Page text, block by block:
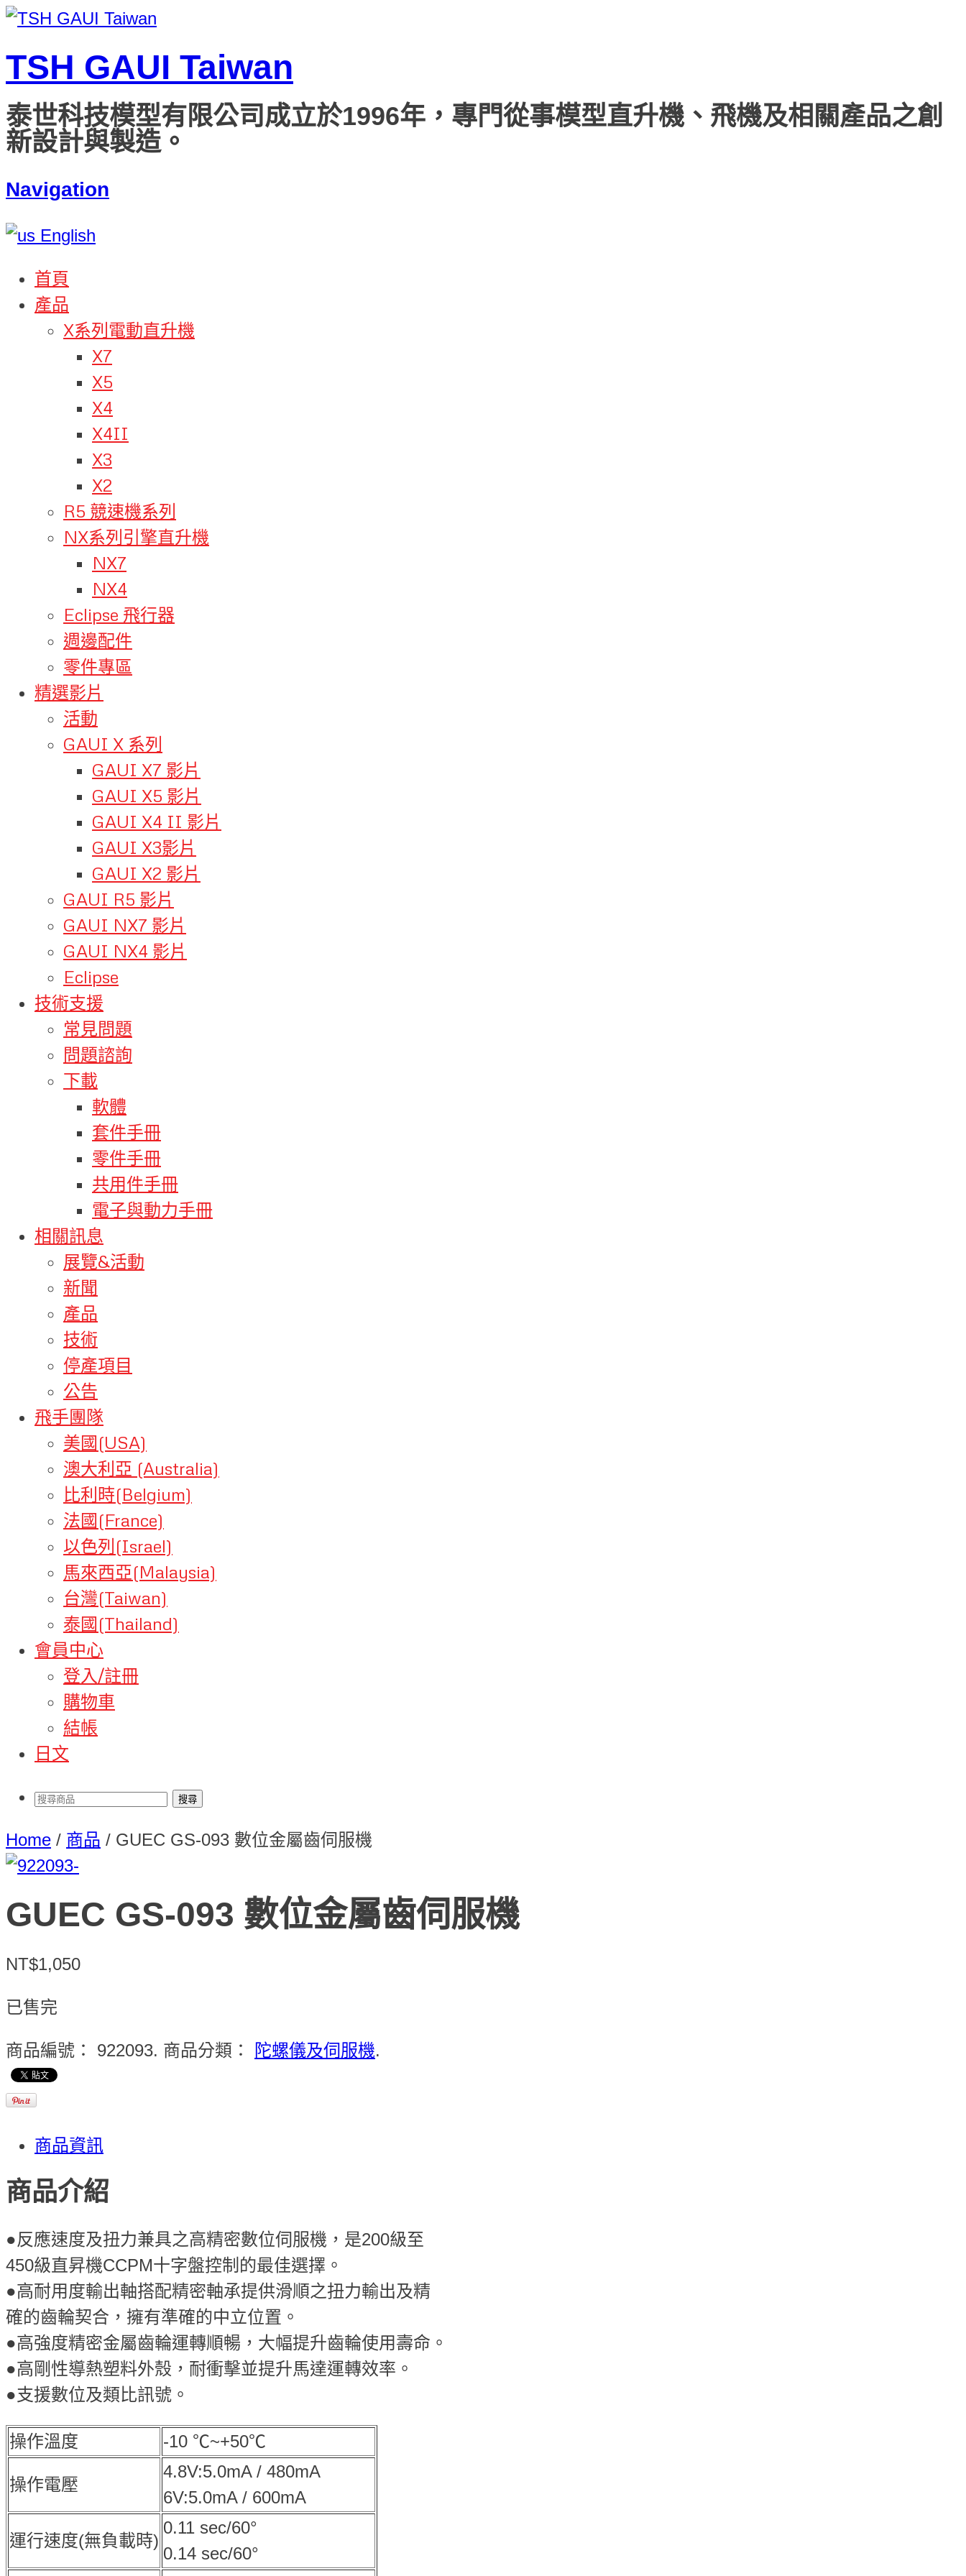
TSH GAUI Taiwan
泰世科技模型有限公司成立於1996年，專門從事模型直升機、飛機及相關產品之創
新設計與製造。
Navigation
English
首頁
產品
X系列電動直升機
X7
X5
X4
X4II
X3
X2
R5 競速機系列
NX系列引擎直升機
NX7
NX4
Eclipse 飛行器
週邊配件
零件專區
精選影片
活動
GAUI X 系列
GAUI X7 影片
GAUI X5 影片
GAUI X4 II 影片
GAUI X3影片
GAUI X2 影片
GAUI R5 影片
GAUI NX7 影片
GAUI NX4 影片
Eclipse
技術支援
常見問題
問題諮詢
下載
軟體
套件手冊
零件手冊
共用件手冊
電子與動力手冊
相關訊息
展覽&活動
新聞
產品
技術
停產項目
公告
飛手團隊
美國(USA)
澳大利亞 (Australia)
比利時(Belgium)
法國(France)
以色列(Israel)
馬來西亞(Malaysia)
台灣(Taiwan)
泰國(Thailand)
會員中心
登入/註冊
購物車
結帳
日文
Home / 商品 / GUEC GS-093 數位金屬齒伺服機
GUEC GS-093 數位金屬齒伺服機
NT$1,050
已售完
商品編號： 922093. 商品分類： 陀螺儀及伺服機.
商品資訊
商品介紹
●反應速度及扭力兼具之高精密數位伺服機，是200級至
450級直昇機CCPM十字盤控制的最佳選擇。
●高耐用度輸出軸搭配精密軸承提供滑順之扭力輸出及精
確的齒輪契合，擁有準確的中立位置。
●高強度精密金屬齒輪運轉順暢，大幅提升齒輪使用壽命。
●高剛性導熱塑料外殼，耐衝擊並提升馬達運轉效率。
●支援數位及類比訊號。
操作溫度 -10 ℃~+50℃
操作電壓
4.8V:5.0mA / 480mA
6V:5.0mA / 600mA
運行速度(無負載時)
0.11 sec/60°
0.14 sec/60°